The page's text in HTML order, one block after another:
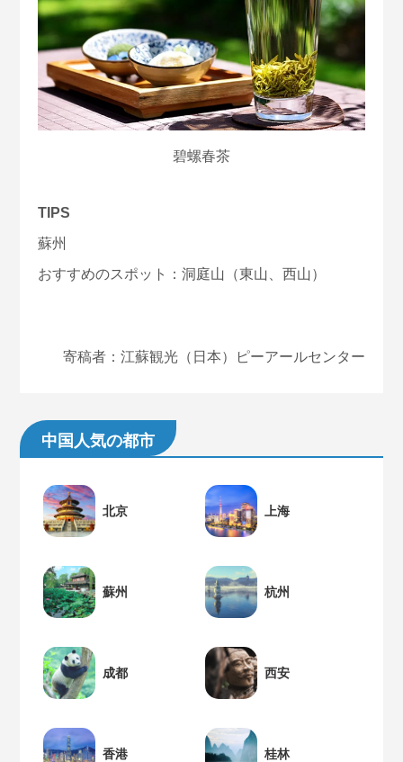
碧螺春茶
TIPS
蘇州
おすすめのスポット：洞庭山（東山、西山）
寄稿者：江蘇観光（日本）ピーアールセンター
中国人気の都市
北京 上海
蘇州 杭州
成都 西安
香港 桂林